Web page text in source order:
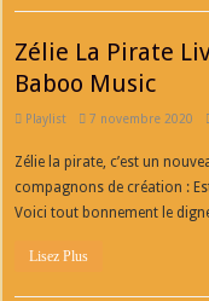
Zélie La Pirate
Baboo Music
Playlist 7 novembre 2020
Zélie la pirate, c’est un
compagnons de création :
Voici tout bonnement le
Lisez Plus